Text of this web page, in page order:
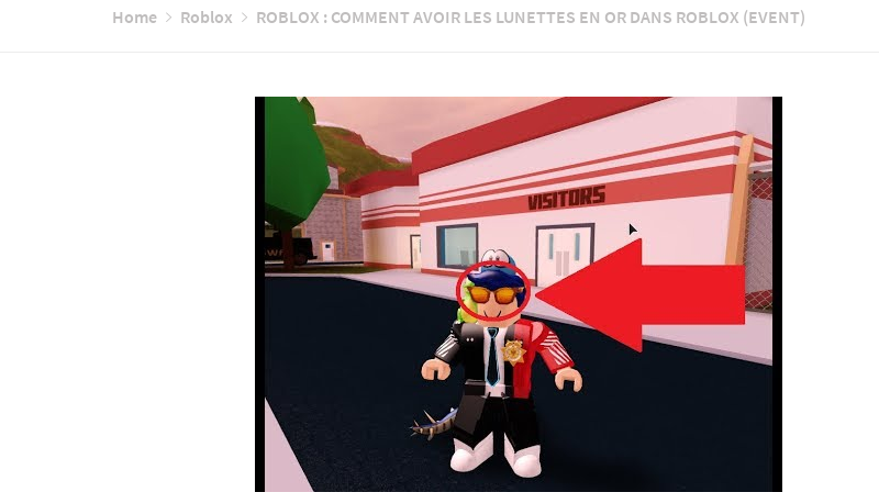
Home Roblox ROBLOX : COMMENT AVOIR LES LUNETTES EN OR DANS ROBLOX (EVENT)